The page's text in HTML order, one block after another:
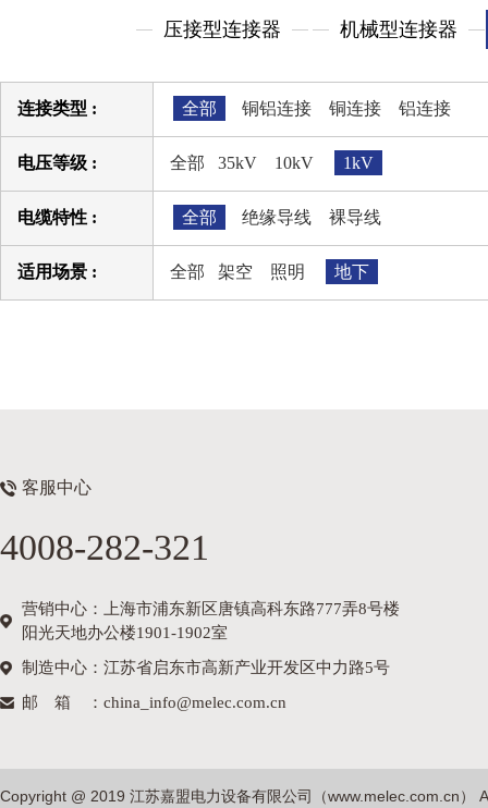
压接型连接器 机械型连接器
连接类型 : 全部 铜铝连接 铜连接 铝连接
电压等级 : 全部 35kV 10kV 1kV
电缆特性 : 全部 绝缘导线 裸导线
适用场景 : 全部 架空 照明 地下
客服中心
4008-282-321
营销中心：上海市浦东新区唐镇高科东路777弄8号楼
阳光天地办公楼1901-1902室
制造中心：江苏省启东市高新产业开发区中力路5号
邮箱
：china_info@melec.com.cn
Copyright @ 2019 江苏嘉盟电力设备有限公司（www.melec.com.cn）